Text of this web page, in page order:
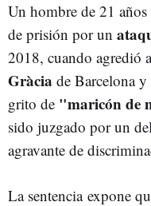
Un hombre de 21
de prisión por un
2018, cuando agredió
Gràcia de Barcelona
grito de "maricón de
sido juzgado por un
agravante de
La sentencia expone